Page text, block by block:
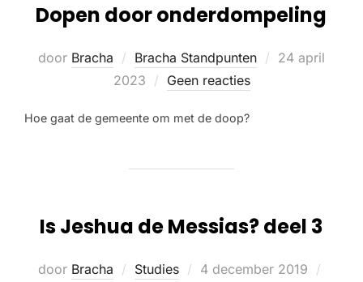
Dopen door onderdompeling
door Bracha Bracha Standpunten
24 april
2023
Geen reacties
Hoe gaat de gemeente om met de doop?
Is Jeshua de Messias? deel 3
door Bracha Studies
4 december 2019